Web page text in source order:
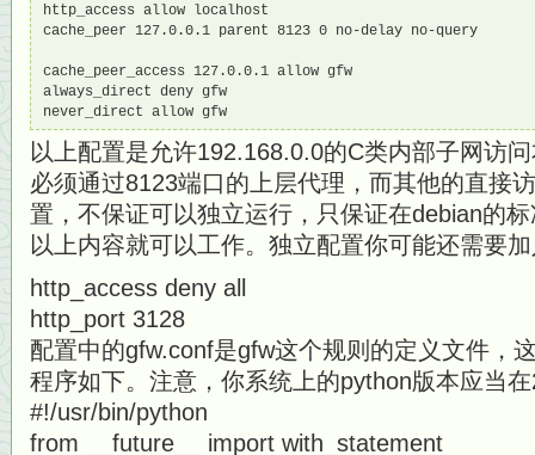
http_access allow localhost
cache_peer 127.0.0.1 parent 8123 0 no-delay no-query
cache_peer_access 127.0.0.1 allow gfw
always_direct deny gfw
never_direct allow gfw
以上配置是允许192.168.0.0的C类内部子网访
必须通过8123端口的上层代理，而其他的直接
置，不保证可以独立运行，只保证在debian的
以上内容就可以工作。独立配置你可能还需要
http_access deny all
http_port 3128
配置中的gfw.conf是gfw这个规则的定义文件，
程序如下。注意，你系统上的python版本应当
#!/usr/bin/python
from __future__ import with_statement